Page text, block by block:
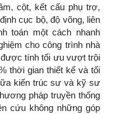
cột, kết cấu phụ trợ,
cục bộ, độ võng, liên
toán một cách nhanh
cho công trình nhà
tính tối ưu vượt trội
thời gian thiết kế và tối
kiến trúc sư và kỹ sư
pháp truyền thống
cứu không những góp